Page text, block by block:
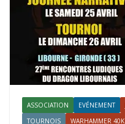
ASSOCIATION EVÉNEMENT
TOURNOIS
WARHAMMER 40K